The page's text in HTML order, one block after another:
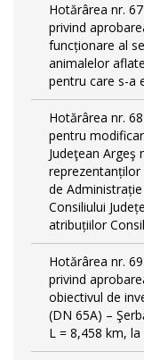
Hotărârea nr.
privind
funcționare al
animalelor
pentru care s-a
Hotărârea nr.
pentru
Judeţean Argeş
reprezentanților
de
Consiliului
atribuțiilor
Hotărârea nr.
privind
obiectivul de
(DN 65A) –
L = 8,458 km,